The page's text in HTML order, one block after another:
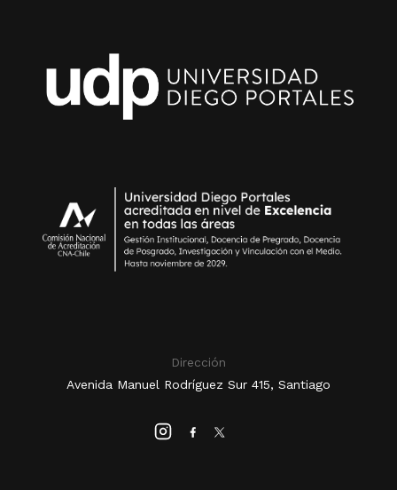
Dirección
Avenida Manuel Rodríguez Sur 415, Santiago